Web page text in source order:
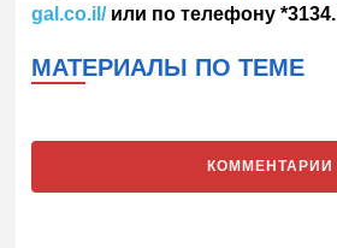
gal.co.il/ или по телефону *3134.
МАТЕРИАЛЫ ПО ТЕМЕ
КОММЕНТАРИИ